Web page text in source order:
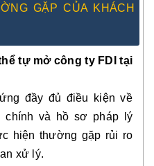
GẶP CỦA KHÁCH
tự mở công ty FDI tại
đầy đủ điều kiện về
chính và hồ sơ pháp lý
hiện thường gặp rủi ro
xử lý.